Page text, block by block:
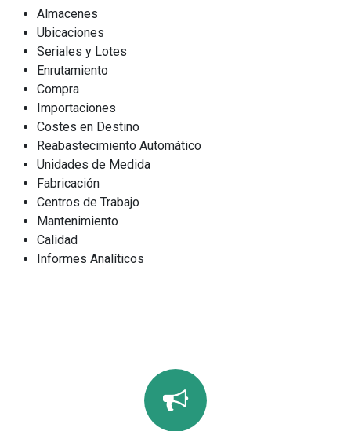
Almacenes
Ubicaciones
Seriales y Lotes
Enrutamiento
Compra
Importaciones
Costes en Destino
Reabastecimiento Automático
Unidades de Medida
Fabricación
Centros de Trabajo
Mantenimiento
Calidad
Informes Analíticos